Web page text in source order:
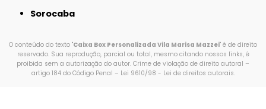
Sorocaba
O conteúdo do texto "Caixa Box Personalizada Vila Marisa Mazzei" é de direito
reservado. Sua reprodução, parcial ou total, mesmo citando nossos links, é
proibida sem a autorização do autor. Crime de violação de direito autoral –
artigo 184 do Código Penal – Lei 9610/98 - Lei de direitos autorais.